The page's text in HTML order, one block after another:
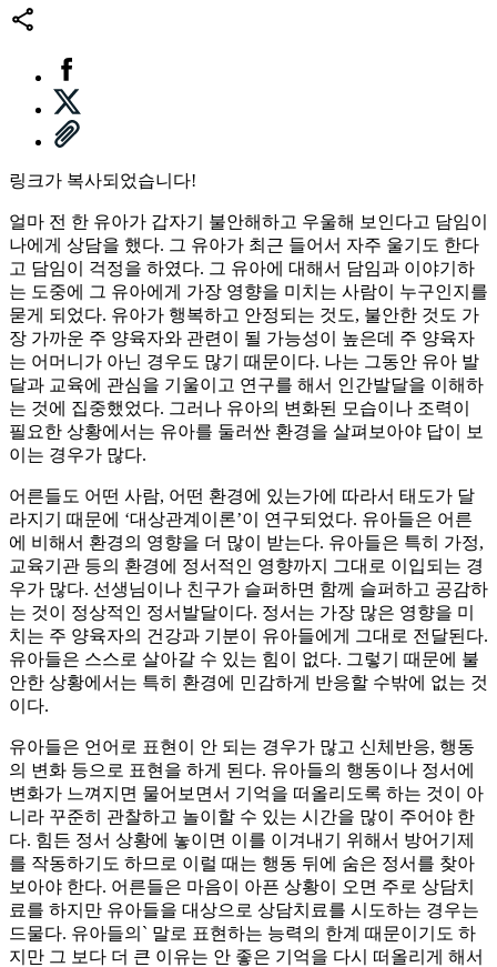
링크가 복사되었습니다!
얼마 전 한 유아가 갑자기 불안해하고 우울해 보인다고 담임이
나에게 상담을 했다. 그 유아가 최근 들어서 자주 울기도 한다
고 담임이 걱정을 하였다. 그 유아에 대해서 담임과 이야기하
는 도중에 그 유아에게 가장 영향을 미치는 사람이 누구인지를
묻게 되었다. 유아가 행복하고 안정되는 것도, 불안한 것도 가
장 가까운 주 양육자와 관련이 될 가능성이 높은데 주 양육자
는 어머니가 아닌 경우도 많기 때문이다. 나는 그동안 유아 발
달과 교육에 관심을 기울이고 연구를 해서 인간발달을 이해하
는 것에 집중했었다. 그러나 유아의 변화된 모습이나 조력이
필요한 상황에서는 유아를 둘러싼 환경을 살펴보아야 답이 보
이는 경우가 많다.
어른들도 어떤 사람, 어떤 환경에 있는가에 따라서 태도가 달
라지기 때문에 ‘대상관계이론’이 연구되었다. 유아들은 어른
에 비해서 환경의 영향을 더 많이 받는다. 유아들은 특히 가정,
교육기관 등의 환경에 정서적인 영향까지 그대로 이입되는 경
우가 많다. 선생님이나 친구가 슬퍼하면 함께 슬퍼하고 공감하
는 것이 정상적인 정서발달이다. 정서는 가장 많은 영향을 미
치는 주 양육자의 건강과 기분이 유아들에게 그대로 전달된다.
유아들은 스스로 살아갈 수 있는 힘이 없다. 그렇기 때문에 불
안한 상황에서는 특히 환경에 민감하게 반응할 수밖에 없는 것
이다.
유아들은 언어로 표현이 안 되는 경우가 많고 신체반응, 행동
의 변화 등으로 표현을 하게 된다. 유아들의 행동이나 정서에
변화가 느껴지면 물어보면서 기억을 떠올리도록 하는 것이 아
니라 꾸준히 관찰하고 놀이할 수 있는 시간을 많이 주어야 한
다. 힘든 정서 상황에 놓이면 이를 이겨내기 위해서 방어기제
를 작동하기도 하므로 이럴 때는 행동 뒤에 숨은 정서를 찾아
보아야 한다. 어른들은 마음이 아픈 상황이 오면 주로 상담치
료를 하지만 유아들을 대상으로 상담치료를 시도하는 경우는
드물다. 유아들의` 말로 표현하는 능력의 한계 때문이기도 하
지만 그 보다 더 큰 이유는 안 좋은 기억을 다시 떠올리게 해서